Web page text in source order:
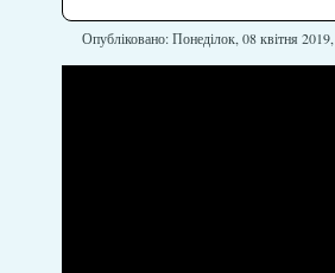
Опубліковано: Понеділок, 08 квітня